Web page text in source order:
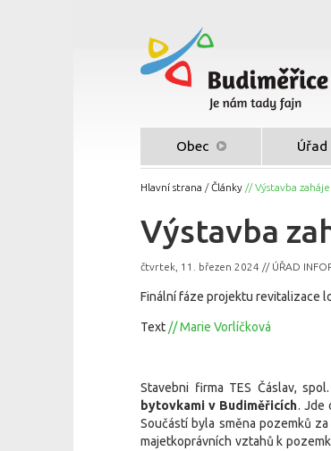
Obec Úřad
Hlavní strana /Články // Výstavba
Výstavba
čtvrtek, 11. březen 2024 // ÚŘAD
Finální fáze projektu revitalizace
Text // Marie Vorlíčková
Stavebni firma TES Čáslav,
bytovkami v Budiměřicích. Jde
Součástí byla směna pozemků
majetkoprávních vztahů k